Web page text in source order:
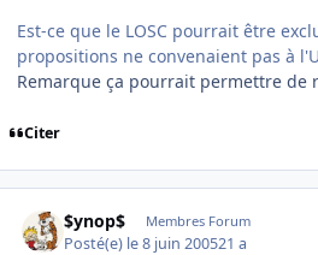
Est-ce que le LOSC pourrait être
propositions ne convenaient pas à
Remarque ça pourrait permettre de
Citer
$ynop$ Membres Forum
Posté(e) le 8 juin 200521 a